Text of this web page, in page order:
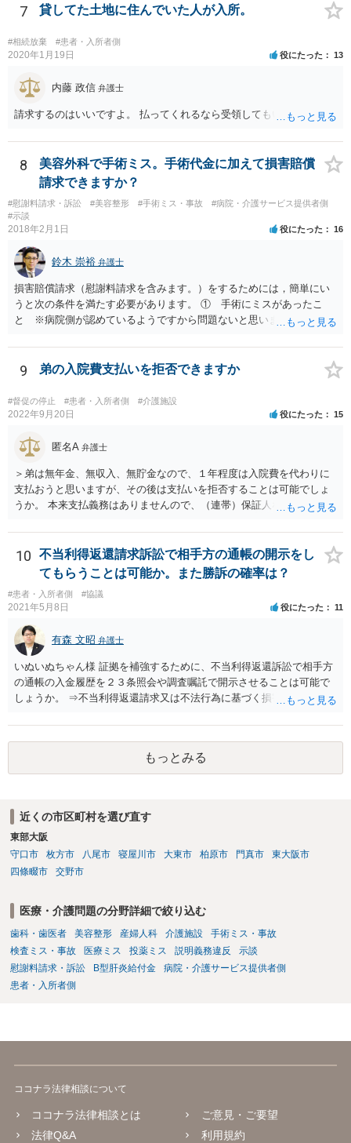
な場合」には、請求することは可能です。
7 貸してた土地に住んでいた人が入所。
#相続放棄 #患者・入所者側
2020年1月19日 役にたった 13
内藤 政信 弁護士
請求するのはいいですよ。 払ってくれるなら受領してもいいですよ。
8
美容外科で手術ミス。手術代金に加えて損害賠償
請求できますか？
#慰謝料請求・訴訟 #美容整形 #手術ミス・事故
#病院・介護サービス提供者側
#示談
2018年2月1日 役にたった 16
鈴木 崇裕 弁護士
損害賠償請求（慰謝料請求を含みます。）をするためには，簡単にい
うと次の条件を満たす必要があります。 ① 手術にミスがあったこ
と ※病院側が認めているようですから問題ないと思います。 ② 手
術のミスの「せいで」マスクが外せなくなったこと ④ 仕事を休まな
ければならなくなった「せいで」休業損害が発生したこと ⑤ マスク
を外せなくなった「せいで」経済的に評価できる精神的な損害が発生
したこと 「せいで」と強調した点が，内藤先生のご指摘なさる「相当
因果関係」です。 手術のミスと関係のないことまでは責任追及ができ
しく悪くなってしまったとか， 手術のミスの結果，入院期間が延びて
しまったとかいう事情があれば， 追加請求が可能な余地があります。
ただし，手術代の返金に応じた際に「これ以上金銭の請求はしませ
ん」という趣旨の合意をしてしまっていると， 上記の請求は，基本的
には困難となります。
9 弟の入院費支払いを拒否できますか
#督促の停止 #患者・入所者側 #介護施設
2022年9月20日 役にたった 15
匿名A 弁護士
＞弟は無年金、無収入、無貯金なので、１年程度は入院費を代わりに
支払おうと思いますが、その後は支払いを拒否することは可能でしょ
うか。 本来支払義務はありませんので、（連帯）保証人などにならな
10
不当利得返還請求訴訟で相手方の通帳の開示をし
てもらうことは可能か。また勝訴の確率は？
#患者・入所者側 #協議
2021年5月8日 役にたった 11
有森 文昭 弁護士
いぬいぬちゃん様 証拠を補強するために、不当利得返還訴訟で相手方
の通帳の入金履歴を２３条照会や調査嘱託で開示させることは可能で
しょうか。 ⇒不当利得返還請求又は不法行為に基づく損害賠償請求の
等を行うことは十分考えられます。もっとも、網羅的な探索的調査と
なることを裁判所は忌避しますので、具体的な期間等を特定して行う
必要があります。 不正引き出しと入金の金額と日付がすべて一致して
いた場合勝訴の確率はどのくらいでしょうか。 ⇒誠に恐縮ですが、勝
縮ですが、使途不明金訴訟の場合には、よくて５分５分というところ
です。 なお、仮に裁判で勝ったとしても弟さんに資力がないと具体的
な回収をすることはできませんので、弟さんの財産への事前の仮差押
え等もきちんと検討してくれる弁護士の方にご相談いただくことをお
もっとみる
近くの市区町村を選び直す
東部大阪
守口市
枚方市 八尾市 寝屋川市 大東市 柏原市 門真市
東大阪市
四條畷市
交野市
医療・介護問題の分野詳細で絞り込む
歯科・歯医者 美容整形 産婦人科 介護施設
手術ミス・事故
検査ミス・事故
医療ミス 投薬ミス 説明義務違反
示談
慰謝料請求・訴訟
B型肝炎給付金
病院・介護サービス提供者側
患者・入所者側
ココナラ法律相談について
ココナラ法律相談とは
法律Q&A
ご意見・ご要望
利用規約